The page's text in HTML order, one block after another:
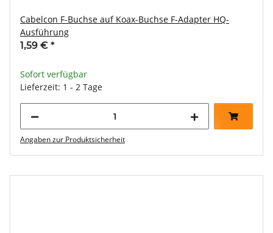
Cabelcon F-Buchse auf Koax-Buchse F-Adapter HQ-
Ausführung
1,59 € *
Sofort verfügbar
Lieferzeit: 1 - 2 Tage
Angaben zur Produktsicherheit